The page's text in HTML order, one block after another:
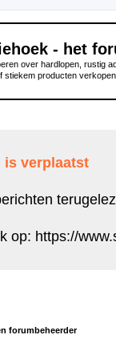
- het
over hardlopen, rustig
stiekem producten verkopen.
is verplaatst
op: https://
forumbeheerder